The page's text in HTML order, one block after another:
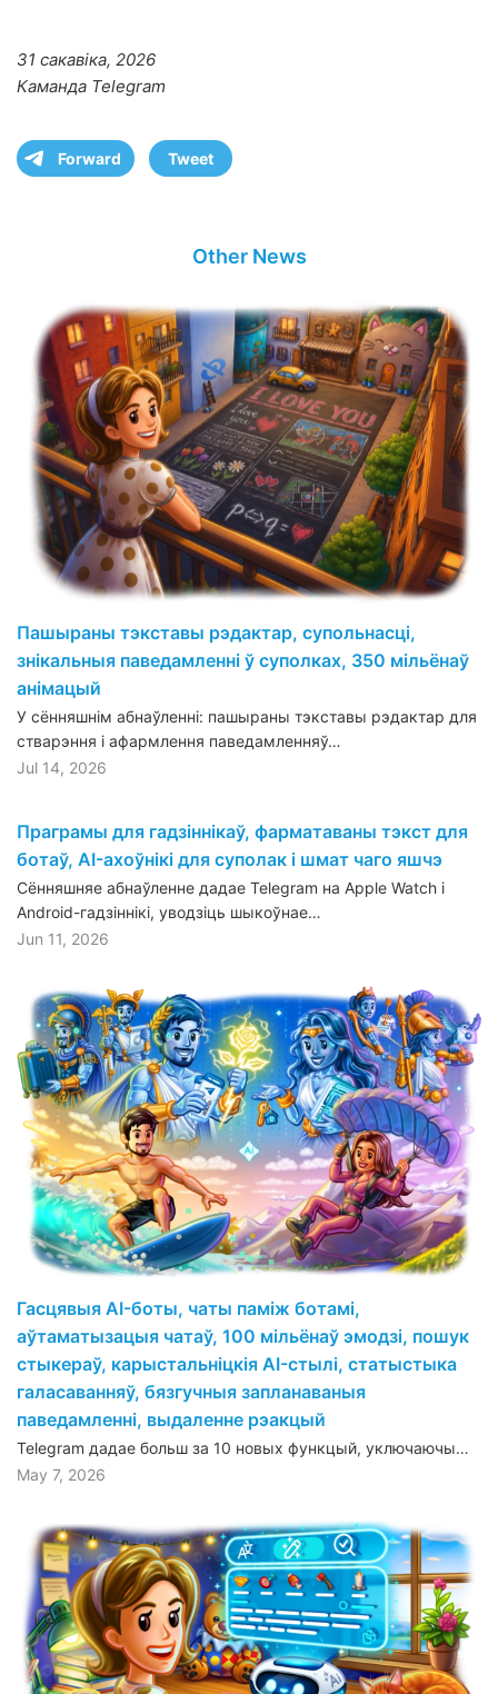
31 сакавіка, 2026
Каманда Telegram
Forward Tweet
Other News
Пашыраны тэкставы рэдактар, супольнасці,
знікальныя паведамленні ў суполках, 350 мільёнаў
анімацый
У сённяшнім абнаўленні: пашыраны тэкставы рэдактар для
стварэння і афармлення паведамленняў…
Jul 14, 2026
Праграмы для гадзіннікаў, фарматаваны тэкст для
ботаў, AI-ахоўнікі для суполак і шмат чаго яшчэ
Сённяшняе абнаўленне дадае Telegram на Apple Watch і
Android-гадзіннікі, уводзіць шыкоўнае…
Jun 11, 2026
Гасцявыя AI-боты, чаты паміж ботамі,
аўтаматызацыя чатаў, 100 мільёнаў эмодзі, пошук
стыкераў, карыстальніцкія AI-стылі, статыстыка
галасаванняў, бязгучныя запланаваныя
паведамленні, выдаленне рэакцый
Telegram дадае больш за 10 новых функцый, уключаючы…
May 7, 2026